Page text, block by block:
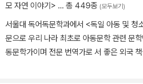
모 자연 이야기> … 총 449종 (모두보기)
서울대 독어독문학과에서 <독일 아동 및 청
문으로 우리 나라 최초로 아동문학 관련 문
동문학가이며 전문 번역가로 서 좋은 외국